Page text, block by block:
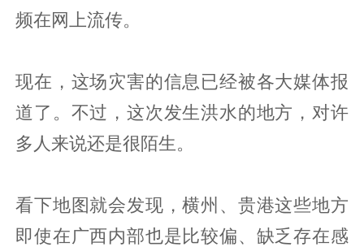
频在网上流传。
现在，这场灾害的信息已经被各大媒体报
道了。不过，这次发生洪水的地方，对许
多人来说还是很陌生。
看下地图就会发现，横州、贵港这些地方
即使在广西内部也是比较偏、缺乏存在感